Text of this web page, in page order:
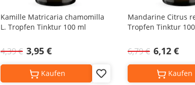
Kamille Matricaria chamomilla
L. Tropfen Tinktur 100 ml
3,95 €
4,39 €
Add
Kaufen
Mandarine Citrus
Tropfen Tinktur
6,12 €
6,79 €
Kaufen